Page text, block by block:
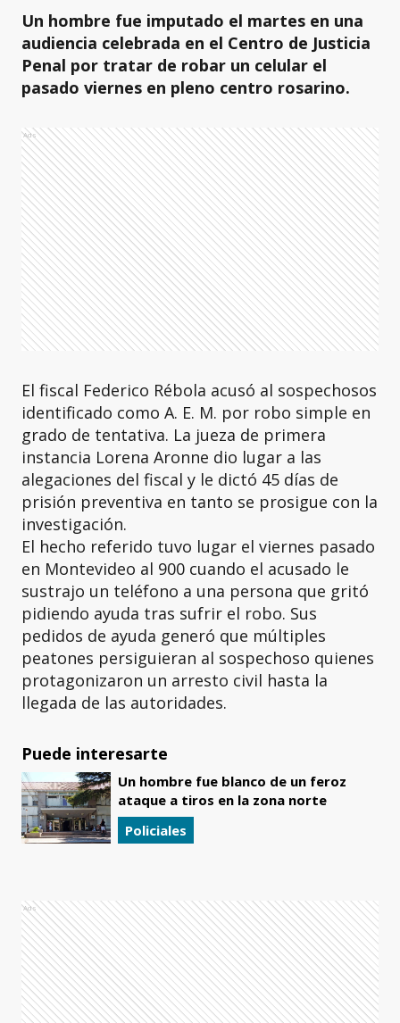
Un hombre fue imputado el martes en una
audiencia celebrada en el Centro de Justicia
Penal por tratar de robar un celular el
pasado viernes en pleno centro rosarino.
Ads
El fiscal Federico Rébola acusó al sospechosos
identificado como A. E. M. por robo simple en
grado de tentativa. La jueza de primera
instancia Lorena Aronne dio lugar a las
alegaciones del fiscal y le dictó 45 días de
prisión preventiva en tanto se prosigue con la
investigación.
El hecho referido tuvo lugar el viernes pasado
en Montevideo al 900 cuando el acusado le
sustrajo un teléfono a una persona que gritó
pidiendo ayuda tras sufrir el robo. Sus
pedidos de ayuda generó que múltiples
peatones persiguieran al sospechoso quienes
protagonizaron un arresto civil hasta la
llegada de las autoridades.
Puede interesarte
Un hombre fue blanco de un feroz
ataque a tiros en la zona norte
Policiales
Ads